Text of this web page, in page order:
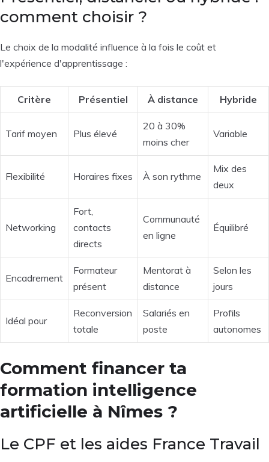
comment choisir ?
Le choix de la modalité influence à la fois le coût et
l'expérience d'apprentissage :
Critère Présentiel À distance Hybride
Tarif moyen Plus élevé
20 à 30%
moins cher
Variable
Flexibilité Horaires fixes À son rythme
Mix des
deux
Networking
Fort,
contacts
directs
Communauté
en ligne
Équilibré
Encadrement
Formateur
présent
Mentorat à
distance
Selon les
jours
Idéal pour
Reconversion
totale
Salariés en
poste
Profils
autonomes
Comment financer ta
formation intelligence
artificielle à Nîmes ?
Le CPF et les aides France Travail